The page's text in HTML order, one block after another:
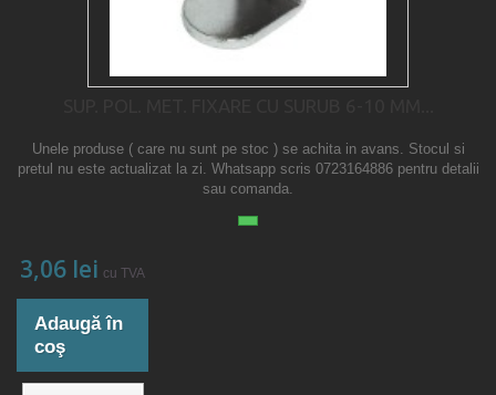
Unele produse ( care nu sunt pe stoc ) se achita in avans. Stocul si
pretul nu este actualizat la zi. Whatsapp scris 0723164886 pentru detalii
sau comanda.
3,06 lei cu TVA
Adaugă în
coş